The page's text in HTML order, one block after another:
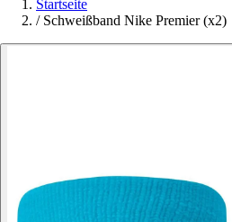
Startseite
/ Schweißband Nike Premier (x2)